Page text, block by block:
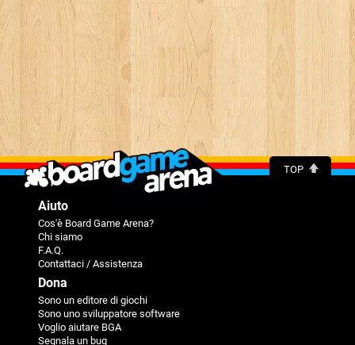
TOP
Aiuto
Cos'è Board Game Arena?
Chi siamo
F.A.Q.
Contattaci / Assistenza
Dona
Sono un editore di giochi
Sono uno sviluppatore software
Voglio aiutare BGA
Segnala un bug